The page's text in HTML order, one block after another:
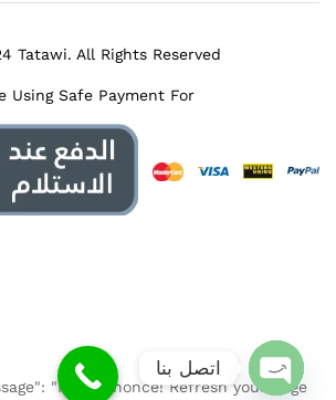
Tatawi. All Rights Reserved
Using Safe Payment For
اتصل بنا
"Invalid nonce! Refresh your page